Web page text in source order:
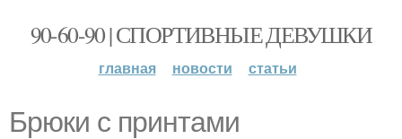
90-60-90 | СПОРТИВНЫЕ ДЕВУШКИ
главная новости статьи
Брюки с принтами